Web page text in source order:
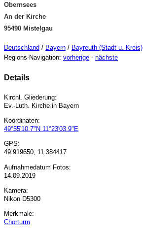
Obernsees
An der Kirche
95490 Mistelgau
Deutschland / Bayern / Bayreuth (Stadt u. Kreis)
Regions-Navigation: vorherige - nächste
Details
Kirchl. Gliederung:
Ev.-Luth. Kirche in Bayern
Koordinaten:
49°55'10.7"N 11°23'03.9"E
GPS:
49.919650, 11.384417
Aufnahmedatum Fotos:
14.09.2019
Kamera:
Nikon D5300
Merkmale:
Chorturm